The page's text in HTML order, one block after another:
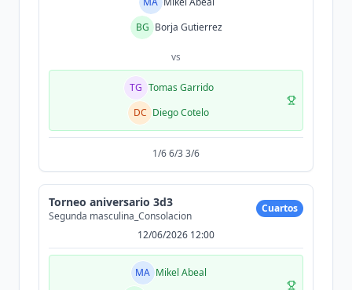
BG Borja Gutierrez
vs
TG Tomas Garrido
DC Diego Cotelo
1/6 6/3 3/6
Torneo aniversario 3d3
Segunda masculina_Consolacion
Cuartos
12/06/2026 12:00
MA Mikel Abeal